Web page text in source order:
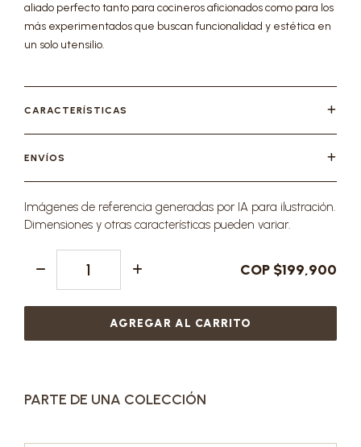
aliado perfecto tanto para cocineros aficionados como para los
más experimentados que buscan funcionalidad y estética en
un solo utensilio.
CARACTERÍSTICAS
ENVÍOS
Imágenes de referencia generadas por IA para ilustración.
Dimensiones y otras características pueden variar.
COP $199,900
AGREGAR AL CARRITO
PARTE DE UNA COLECCIÓN